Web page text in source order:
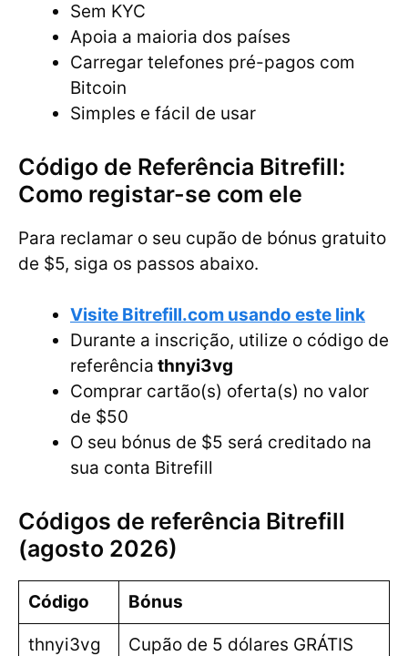
Sem KYC
Apoia a maioria dos países
Carregar telefones pré-pagos com
Bitcoin
Simples e fácil de usar
Código de Referência Bitrefill:
Como registar-se com ele
Para reclamar o seu cupão de bónus gratuito
de $5, siga os passos abaixo.
Visite Bitrefill.com usando este link
Durante a inscrição, utilize o código de
referência thnyi3vg
Comprar cartão(s) oferta(s) no valor
de $50
O seu bónus de $5 será creditado na
sua conta Bitrefill
Códigos de referência Bitrefill
(agosto 2026)
Código Bónus
thnyi3vg Cupão de 5 dólares GRÁTIS